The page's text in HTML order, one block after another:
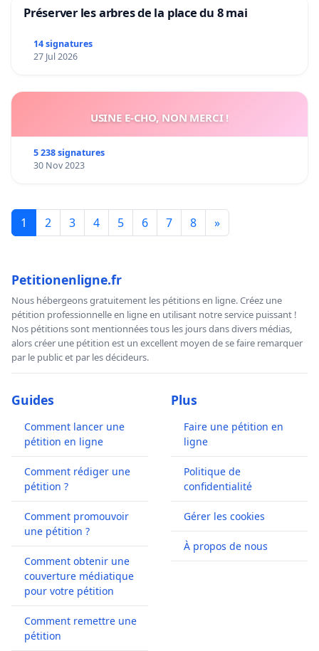
Préserver les arbres de la place du 8 mai
14 signatures
27 Jul 2026
USINE E-CHO, NON MERCI !
5 238 signatures
30 Nov 2023
1 2 3 4 5 6 7 8 »
Petitionenligne.fr
Nous hébergeons gratuitement les pétitions en ligne. Créez une
pétition professionnelle en ligne en utilisant notre service puissant !
Nos pétitions sont mentionnées tous les jours dans divers médias,
alors créer une pétition est un excellent moyen de se faire remarquer
par le public et par les décideurs.
Guides
Comment lancer une
pétition en ligne
Comment rédiger une
pétition ?
Comment promouvoir
une pétition ?
Comment obtenir une
couverture médiatique
pour votre pétition
Comment remettre une
pétition
Plus
Faire une pétition en
ligne
Politique de
confidentialité
Gérer les cookies
À propos de nous